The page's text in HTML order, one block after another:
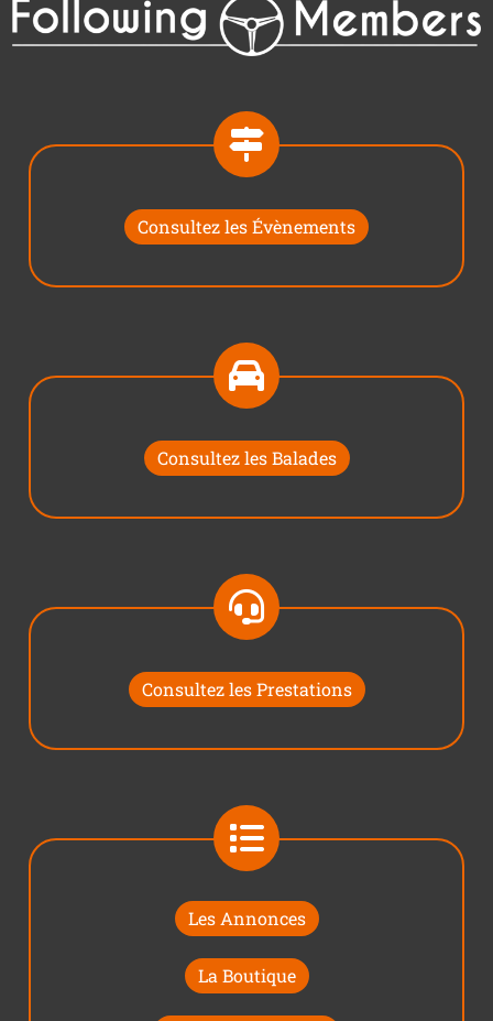
Consultez les Évènements
Consultez les Balades
Consultez les Prestations
Les Annonces
La Boutique